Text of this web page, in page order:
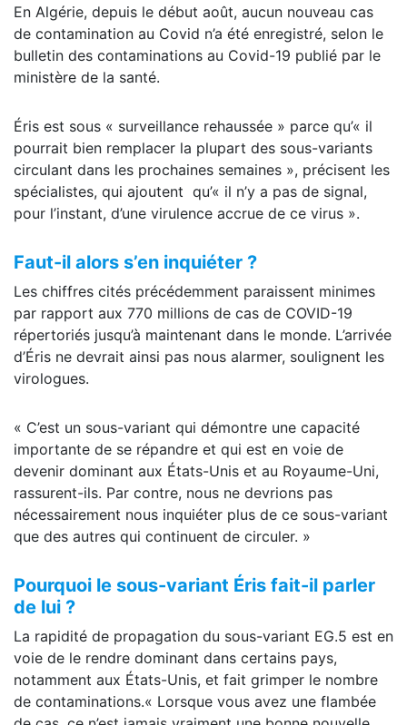
En Algérie, depuis le début août, aucun nouveau cas
de contamination au Covid n’a été enregistré, selon le
bulletin des contaminations au Covid-19 publié par le
ministère de la santé.
Éris est sous « surveillance rehaussée » parce qu’« il
pourrait bien remplacer la plupart des sous-variants
circulant dans les prochaines semaines », précisent les
spécialistes, qui ajoutent qu’« il n’y a pas de signal,
pour l’instant, d’une virulence accrue de ce virus ».
Faut-il alors s’en inquiéter ?
Les chiffres cités précédemment paraissent minimes
par rapport aux 770 millions de cas de COVID-19
répertoriés jusqu’à maintenant dans le monde. L’arrivée
d’Éris ne devrait ainsi pas nous alarmer, soulignent les
virologues.
« C’est un sous-variant qui démontre une capacité
importante de se répandre et qui est en voie de
devenir dominant aux États-Unis et au Royaume-Uni,
rassurent-ils. Par contre, nous ne devrions pas
nécessairement nous inquiéter plus de ce sous-variant
que des autres qui continuent de circuler. »
Pourquoi le sous-variant Éris fait-il parler
de lui ?
La rapidité de propagation du sous-variant EG.5 est en
voie de le rendre dominant dans certains pays,
notamment aux États-Unis, et fait grimper le nombre
de contaminations.« Lorsque vous avez une flambée